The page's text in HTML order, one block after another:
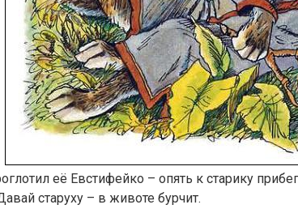
её Евстифейко – опять к старику
старуху – в животе бурчит.